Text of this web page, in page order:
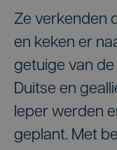
Ze verkenden
en keken er
getuige van
Duitse en
Ieper werden
geplant. Met